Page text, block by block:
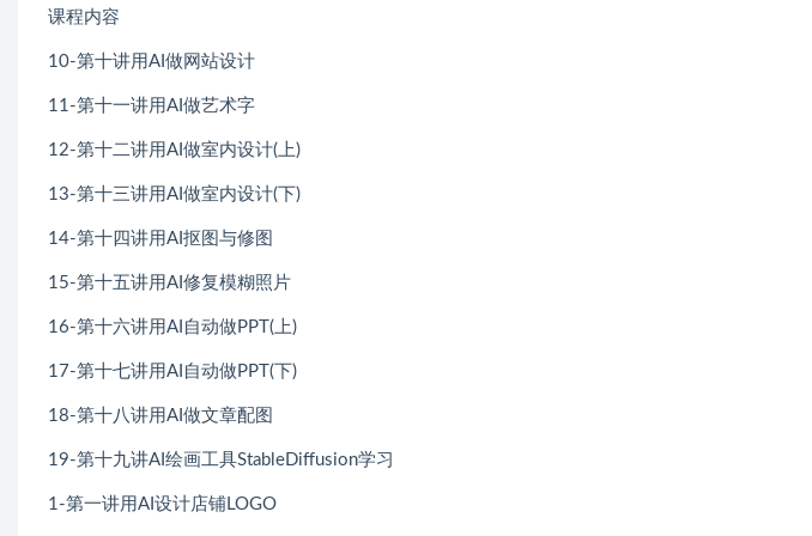
课程内容
10-第十讲用AI做网站设计
11-第十一讲用AI做艺术字
12-第十二讲用AI做室内设计(上)
13-第十三讲用AI做室内设计(下)
14-第十四讲用AI抠图与修图
15-第十五讲用AI修复模糊照片
16-第十六讲用AI自动做PPT(上)
17-第十七讲用AI自动做PPT(下)
18-第十八讲用AI做文章配图
19-第十九讲AI绘画工具StableDiffusion学习
1-第一讲用AI设计店铺LOGO